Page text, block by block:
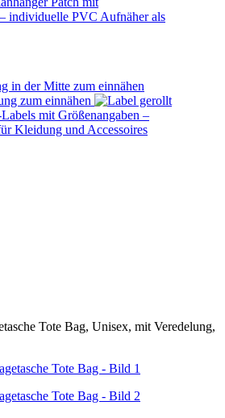
Tote Bag, Unisex, mit Veredelung,